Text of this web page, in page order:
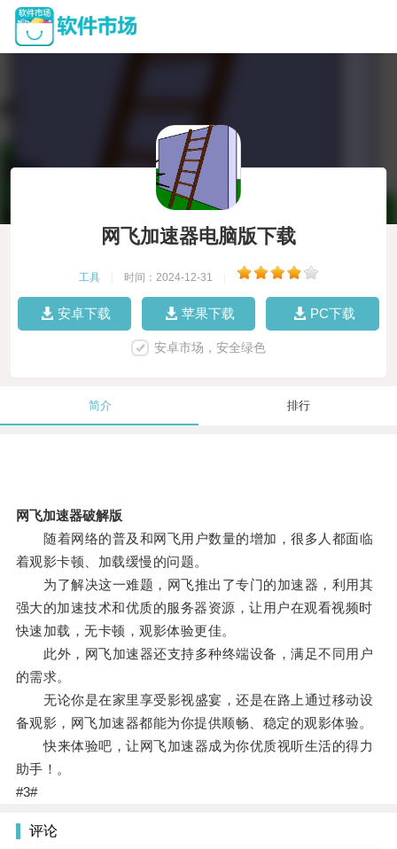
网飞加速器电脑版下载
工具 时间：2024-12-31
安卓下载 苹果下载 PC下载
安卓市场，安全绿色
简介 排行
网飞加速器破解版
随着网络的普及和网飞用户数量的增加，很多人都面临
着观影卡顿、加载缓慢的问题。
为了解决这一难题，网飞推出了专门的加速器，利用其
强大的加速技术和优质的服务器资源，让用户在观看视频时
快速加载，无卡顿，观影体验更佳。
此外，网飞加速器还支持多种终端设备，满足不同用户
的需求。
无论你是在家里享受影视盛宴，还是在路上通过移动设
备观影，网飞加速器都能为你提供顺畅、稳定的观影体验。
快来体验吧，让网飞加速器成为你优质视听生活的得力
助手！。
#3#
评论